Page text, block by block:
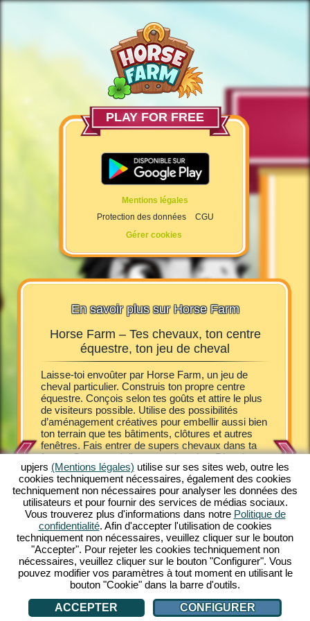
PLAY FOR FREE
Mentions légales
Protection des données
CGU
Gérer cookies
En savoir plus sur Horse Farm
des
un jeu
un
Horse Farm – Tes chevaux, ton centre
équestre, ton jeu de cheval
Laisse-toi envoûter par Horse Farm, un jeu de
cheval particulier. Construis ton propre centre
équestre. Conçois selon tes goûts et attire le plus
de visiteurs possible. Utilise des possibilités
d’aménagement créatives pour embellir aussi bien
ton terrain que tes bâtiments, clôtures et autres
fenêtres. Fais entrer de supers chevaux dans ta
ferme. Occupe-toi d'eux et soigne-les. Divertis et
sers tes visiteurs. Bichonne-les avec quelques
délices et héberge-les dans de confortables gîtes.
Horse Farm te fait plonger dans un cadre
fascinant. Avec un look comic coloré, Horse Farm
t'offre de multiples plaisirs de jeu hors pair.
Possède différentes races de chevaux dans ton
ranch. Découvre cet unique jeu en ligne
gratuitement sur ton PC. Viens jouer!
naître
au pur-
poney
entrer
Tout ce
upjers (Mentions légales) utilise sur ses sites web, outre les
cookies techniquement nécessaires, également des cookies
techniquement non nécessaires pour analyser les données des
utilisateurs et pour fournir des services de médias sociaux.
Vous trouverez plus d'informations dans notre Politique de
confidentialité. Afin d'accepter l'utilisation de cookies
techniquement non nécessaires, veuillez cliquer sur le bouton
"Accepter". Pour rejeter les cookies techniquement non
nécessaires, veuillez cliquer sur le bouton "Configurer". Vous
pouvez modifier vos paramètres à tout moment en utilisant le
bouton "Cookie" dans la barre d'outils.
ACCEPTER
CONFIGURER